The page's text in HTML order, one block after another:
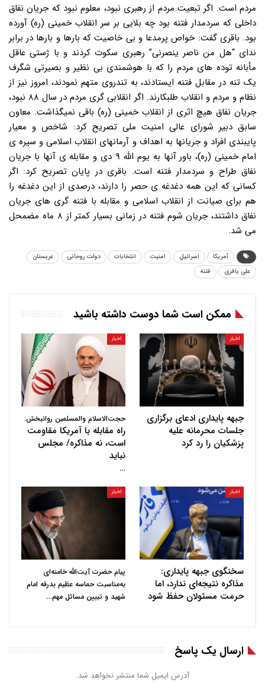
مردم است. اگر تبعیت مردم از رهبری نبود، معلوم نبود که جریان نفاق
داخلی که سردمدار فتنه بود چه بلایی بر سر انقلاب خمینی (ره) آورده
بود. باقری گفت: خواص پرمدعا و بی خاصیت که بارها و بارها در برابر
ندای “هل من ناصر ینصرنی” رهبری سکوت کردند و با ژستی عاقل
مأبانه توده های مردم را که با هوشمندی بی نظیر و بصیرتی شگرف
یک تنه در مقابل فتنه ایستادند، به تندروی متهم نمودند، امروز نیز از
نظام و مردم و انقلاب طلبکارند. اگر انقلابی گری مردم در سال ۸۸ نبود،
جریان نفاق هیچ اثری از انقلاب خمینی (ره) باقی نمیگذاشت. معاون
سابق دبیر شورای عالی امنیت ملی تصریح کرد: شاخص و معیار
پایبندی افراد و جریانها به اهداف و آرمانهای انقلاب اسلامی و سیره ی
امام خمینی (ره)، باور آنها به یوم الله ۹ دی و مقابله ی آنها با جریان
نفاق طراح و سردمدار فتنه است. باقری در پایان تصریح کرد: اگر
کسانی که این همه دغدغه ی حصر را دارند، درصدی از این دغدغه را
هم برای صیانت از انقلاب اسلامی و مقابله با فتنه گری های جریان
نفاق داشتند، جریان شوم فتنه در زمانی بسیار کمتر از ۸ ماه مضمحل
می شد.
آمریکا اسرائیل امنیت انتخابات دولت روحانی
عربستان
علی باقری
فتنه
ممکن است شما دوست داشته باشید
اخبار
جبهه پایداری ادعای برگزاری
جلسات محرمانه علیه
پزشکیان را رد کرد
اخبار
حجت‌الاسلام والمسلمین روانبخش:
راه مقابله با آمریکا مقاومت
است، نه مذاکره/ مجلس
نباید
…
اخبار
سخنگوی جبهه پایداری:
مذاکره نتیجه‌ای ندارد، اما
حرمت مسئولان حفظ شود
اخبار
پیام حضرت آیت‌الله خامنه‌ای
به‌مناسبت حماسه عظیم بدرقه امام
شهید و تبیین مسائل مهم…
ارسال یک پاسخ
آدرس ایمیل شما منتشر نخواهد شد.